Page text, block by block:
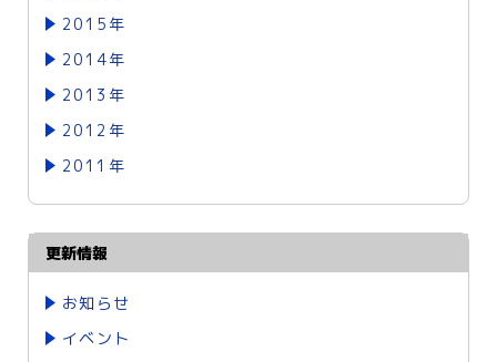
2015年
2014年
2013年
2012年
2011年
更新情報
お知らせ
イベント